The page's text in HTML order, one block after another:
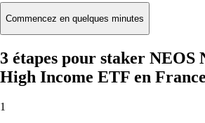
Commencez en quelques minutes
3 étapes pour staker NEOS
High Income ETF en France
1